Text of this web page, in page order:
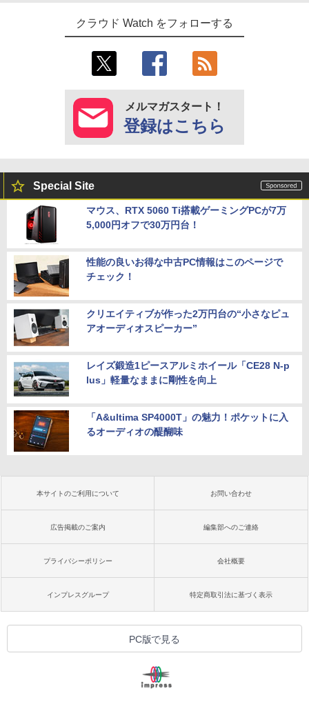
クラウド Watch をフォローする
メルマガスタート！
登録はこちら
Special Site
マウス、RTX 5060 Ti搭載ゲーミングPCが7万
5,000円オフで30万円台！
性能の良いお得な中古PC情報はこのページで
チェック！
クリエイティブが作った2万円台の“小さなピュ
アオーディオスピーカー”
レイズ鍛造1ピースアルミホイール「CE28 N-p
lus」軽量なままに剛性を向上
「A&ultima SP4000T」の魅力！ポケットに入
るオーディオの醍醐味
本サイトのご利用について お問い合わせ
広告掲載のご案内 編集部へのご連絡
プライバシーポリシー 会社概要
インプレスグループ 特定商取引法に基づく表示
PC版で見る